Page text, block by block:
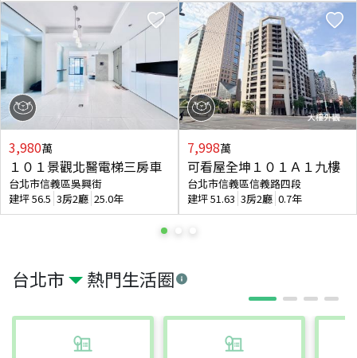
台北市 熱門生活圈
3,980萬
１０１景觀北醫電梯三房車
台北市信義區吳興街
建坪56.5 3房2廳 25.0年
7,998萬
可看屋全坤１０１Ａ１九樓
台北市信義區信義路四段
建坪51.63 3房2廳 0.7年